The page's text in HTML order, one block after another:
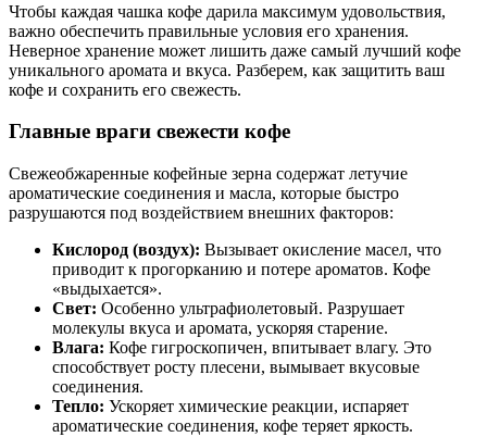
Чтобы каждая чашка кофе дарила максимум удовольствия,
важно обеспечить правильные условия его хранения.
Неверное хранение может лишить даже самый лучший кофе
уникального аромата и вкуса. Разберем, как защитить ваш
кофе и сохранить его свежесть.
Главные враги свежести кофе
Свежеобжаренные кофейные зерна содержат летучие
ароматические соединения и масла, которые быстро
разрушаются под воздействием внешних факторов:
Кислород (воздух): Вызывает окисление масел, что
приводит к прогорканию и потере ароматов. Кофе
«выдыхается».
Свет: Особенно ультрафиолетовый. Разрушает
молекулы вкуса и аромата, ускоряя старение.
Влага: Кофе гигроскопичен, впитывает влагу. Это
способствует росту плесени, вымывает вкусовые
соединения.
Тепло: Ускоряет химические реакции, испаряет
ароматические соединения, кофе теряет яркость.